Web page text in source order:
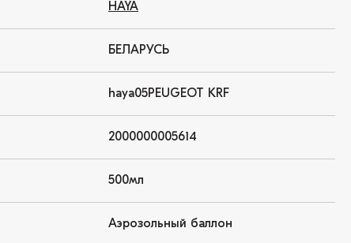
HAYA
БЕЛАРУСЬ
haya05PEUGEOT KRF
2000000005614
500мл
Аэрозольный баллон